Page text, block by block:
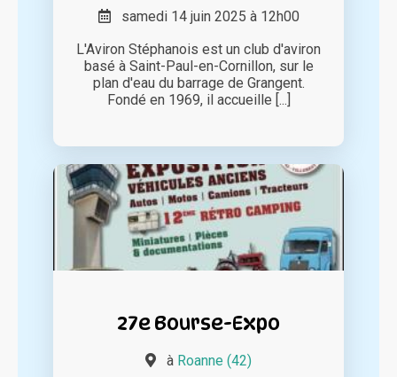
samedi 14 juin 2025 à 12h00
L'Aviron Stéphanois est un club d'aviron
basé à Saint-Paul-en-Cornillon, sur le
plan d'eau du barrage de Grangent.
Fondé en 1969, il accueille [...]
27e Bourse-Expo
à Roanne (42)